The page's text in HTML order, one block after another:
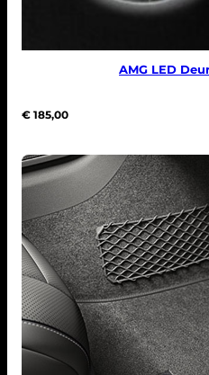
AMG LED
€ 185,00